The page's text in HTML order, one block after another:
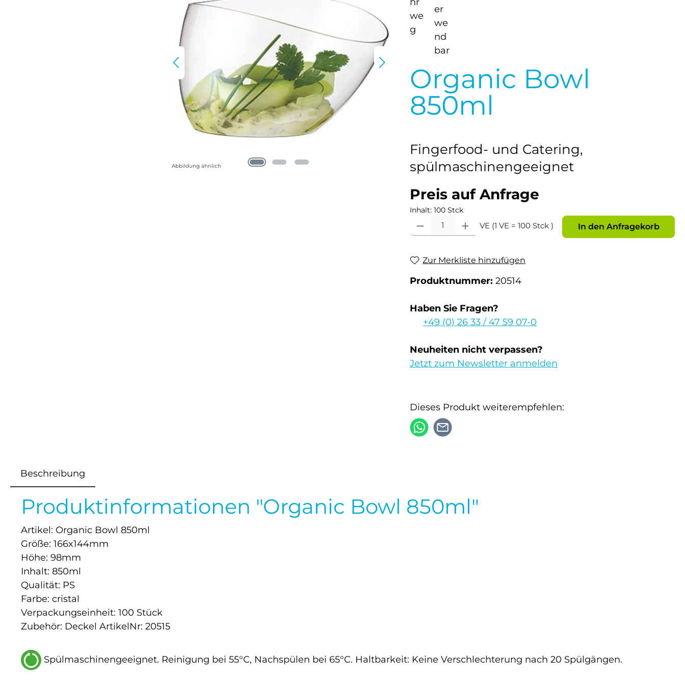
Abbildung ähnlich
Organic Bowl
850ml
Fingerfood- und Catering,
spülmaschinengeeignet
Preis auf Anfrage
Inhalt: 100 Stck
Produkt Anzahl: Gib den gewünschten Wert ein oder benutze die Schaltflächen um die
VE (1 VE = 100 Stck ) In den Anfragekorb
Zur Merkliste hinzufügen
Produktnummer: 20514
Haben Sie Fragen?
+49 (0) 26 33 / 47 59 07-0
Neuheiten nicht verpassen?
Jetzt zum Newsletter anmelden
Dieses Produkt weiterempfehlen:
Beschreibung
Produktinformationen "Organic Bowl 850ml"
Artikel: Organic Bowl 850ml
Größe: 166x144mm
Höhe: 98mm
Inhalt: 850ml
Qualität: PS
Farbe: cristal
Verpackungseinheit: 100 Stück
Zubehör: Deckel ArtikelNr: 20515
Spülmaschinengeeignet. Reinigung bei 55°C, Nachspülen bei 65°C. Haltbarkeit: Keine Verschlechterung nach 20 Spülgängen.